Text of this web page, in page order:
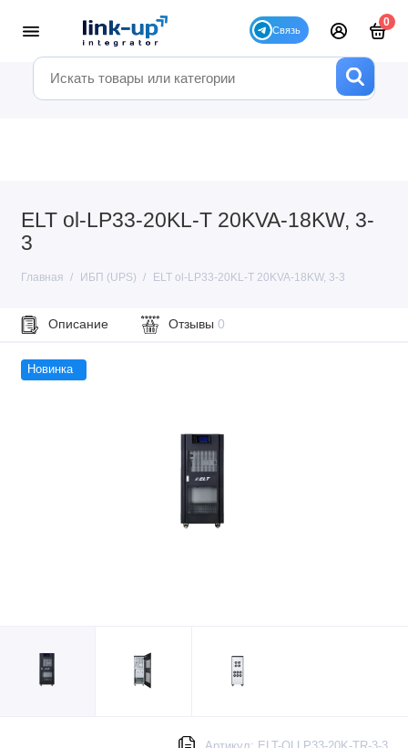
0
ELT ol-LP33-20KL-T 20KVA-18KW, 3-
3
Главная ИБП (UPS) ELT ol-LP33-20KL-T 20KVA-18KW, 3-3
Описание Отзывы 0
Новинка